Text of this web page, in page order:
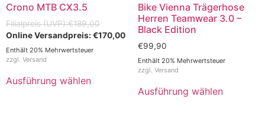
Crono MTB CX3.5
€189,00
€170,00
Enthält 20% Mehrwertsteuer
zzgl. Versand
Ausführung wählen
Bike Vienna Trägerhose
Herren Teamwear 3.0 –
Black Edition
€99,90
Enthält 20% Mehrwertsteuer
zzgl. Versand
Ausführung wählen